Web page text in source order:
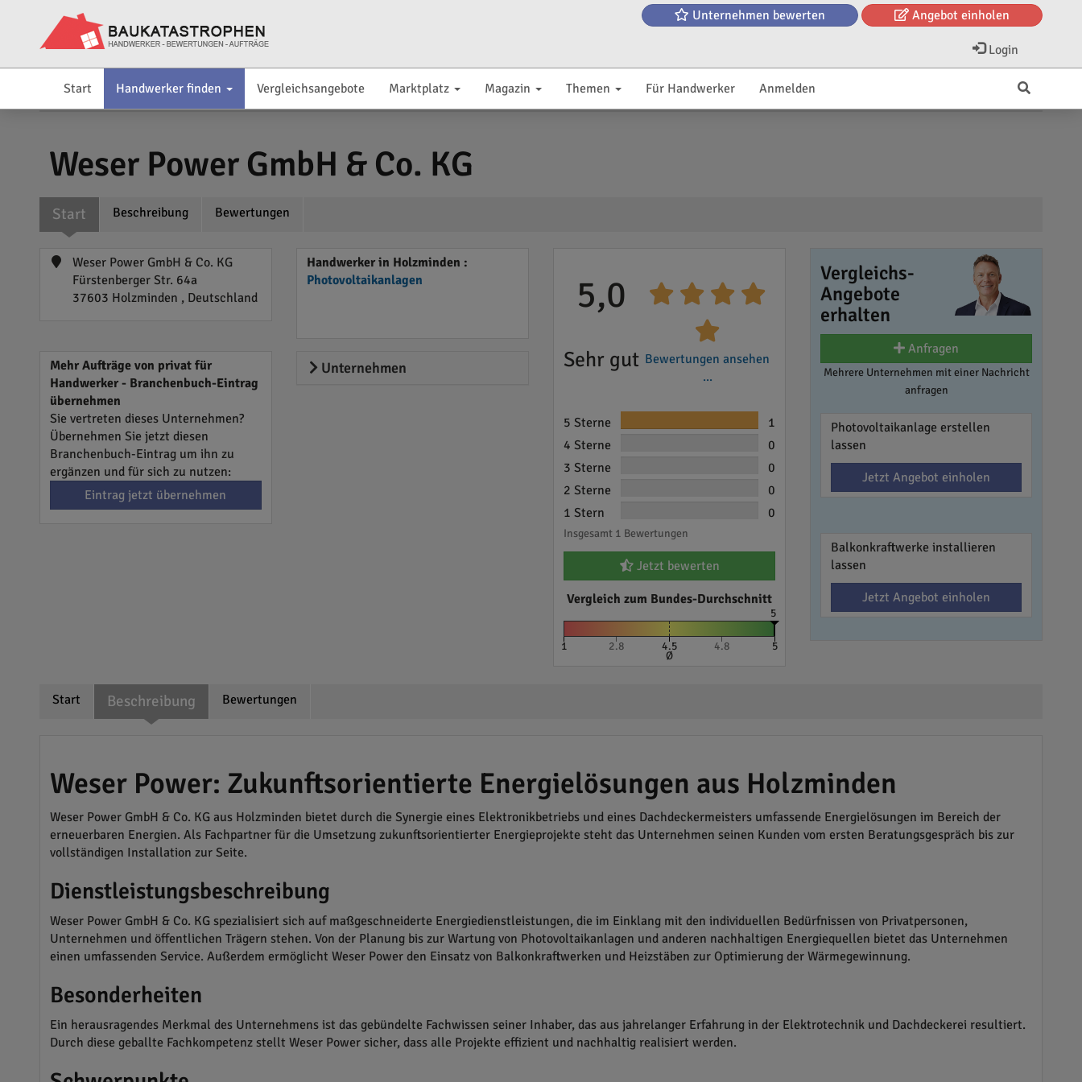
Unternehmen bewerten Angebot einholen
Login
Start Handwerker finden Vergleichsangebote Marktplatz Magazin Themen Für Handwerker Anmelden
Weser Power GmbH & Co. KG
Start Beschreibung Bewertungen
Weser Power GmbH & Co. KG
Fürstenberger Str. 64a
37603 Holzminden , Deutschland
Handwerker in Holzminden :
Photovoltaikanlagen
Mehr Aufträge von privat für
Handwerker - Branchenbuch-Eintrag
übernehmen
Sie vertreten dieses Unternehmen?
Übernehmen Sie jetzt diesen
Branchenbuch-Eintrag um ihn zu
ergänzen und für sich zu nutzen:
Eintrag jetzt übernehmen
Unternehmen
5,0
Sehr gut Bewertungen ansehen
...
5 Sterne
1
4 Sterne
0
3 Sterne
0
2 Sterne
0
1 Stern
0
Insgesamt 1 Bewertungen
Jetzt bewerten
Vergleich zum Bundes-Durchschnitt
5
1 2.8 4.5
Ø
4.8 5
Vergleichs-
Angebote
erhalten
Anfragen
Mehrere Unternehmen mit einer Nachricht
anfragen
Photovoltaikanlage erstellen
lassen
Jetzt Angebot einholen
Balkonkraftwerke installieren
lassen
Jetzt Angebot einholen
Start Beschreibung Bewertungen
Weser Power: Zukunftsorientierte Energielösungen aus Holzminden
Weser Power GmbH & Co. KG aus Holzminden bietet durch die Synergie eines Elektronikbetriebs und eines Dachdeckermeisters umfassende Energielösungen im Bereich der
erneuerbaren Energien. Als Fachpartner für die Umsetzung zukunftsorientierter Energieprojekte steht das Unternehmen seinen Kunden vom ersten Beratungsgespräch bis zur
vollständigen Installation zur Seite.
Dienstleistungsbeschreibung
Weser Power GmbH & Co. KG spezialisiert sich auf maßgeschneiderte Energiedienstleistungen, die im Einklang mit den individuellen Bedürfnissen von Privatpersonen,
Unternehmen und öffentlichen Trägern stehen. Von der Planung bis zur Wartung von Photovoltaikanlagen und anderen nachhaltigen Energiequellen bietet das Unternehmen
einen umfassenden Service. Außerdem ermöglicht Weser Power den Einsatz von Balkonkraftwerken und Heizstäben zur Optimierung der Wärmegewinnung.
Besonderheiten
Ein herausragendes Merkmal des Unternehmens ist das gebündelte Fachwissen seiner Inhaber, das aus jahrelanger Erfahrung in der Elektrotechnik und Dachdeckerei resultiert.
Durch diese geballte Fachkompetenz stellt Weser Power sicher, dass alle Projekte effizient und nachhaltig realisiert werden.